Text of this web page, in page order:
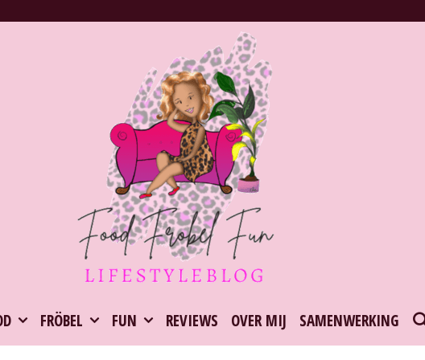
FRÖBEL FUN REVIEWS OVER MIJ SAMENWERKING